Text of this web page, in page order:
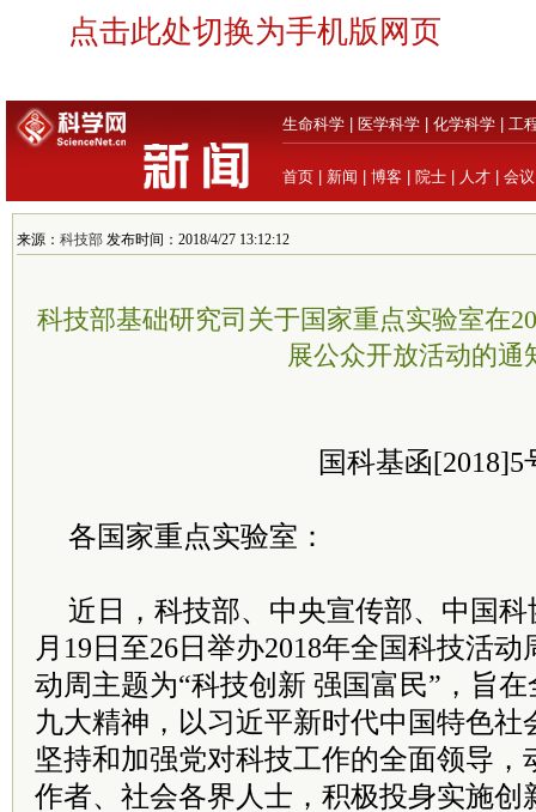
点击此处切换为手机版网页
生命科学 医学科学 化学科学 工
首页 新闻 博客 院士 人才 会议
来源： 科技部 发布时间：2018/4/27 13:12:12
科技部基础研究司关于国家重点实验室在
展公众开放活动的通
国科基函[2018]5
各国家重点实验室：
近日，科技部、中央宣传部、中国
月19日至26日举办2018年全国科技活
动周主题为“科技创新 强国富民”，旨
九大精神，以习近平新时代中国特色社
坚持和加强党对科技工作的全面领导，
作者、社会各界人士，积极投身实施创